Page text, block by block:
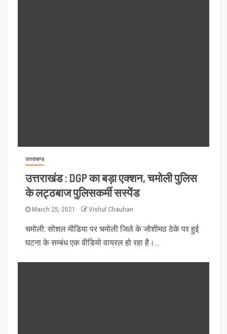
उत्तराखण्ड
उत्तराखंड : DGP का बड़ा एक्शन, चमोली पुलिस
के लट्ठबाज पुलिसकर्मी सस्पेंड
March 25, 2021 Vishul Chauhan
चमोली: सोशल मीडिया पर चमोली जिले के जोशीमठ ठेके पर हुई
घटना के सम्बंध एक वीडियो वायरल हो रहा है।...